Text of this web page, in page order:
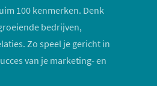
100 kenmerken. Denk
bedrijven,
Zo speel je gericht in
van je marketing- en